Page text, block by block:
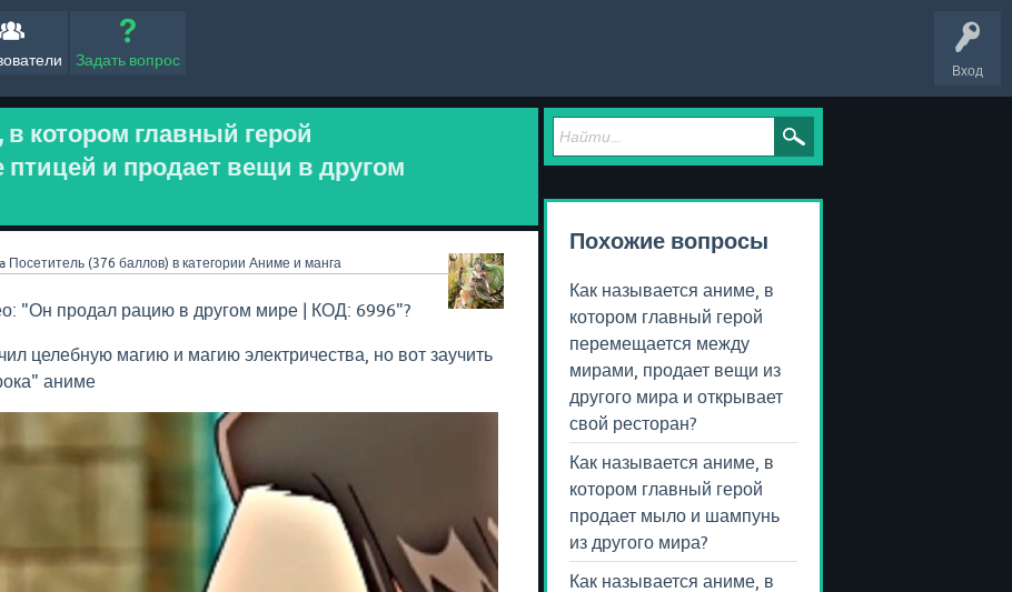
Вход
Задать вопрос
котором главный герой
птицей и продает вещи в другом
Посетитель (376 баллов) в категории Аниме и манга
"Он продал рацию в другом мире | КОД: 6996"?
целебную магию и магию электричества, но вот заучить
аниме
Похожие вопросы
Как называется аниме, в
котором главный герой
перемещается между
мирами, продает вещи из
другого мира и открывает
свой ресторан?
Как называется аниме, в
котором главный герой
продает мыло и шампунь
из другого мира?
Как называется аниме, в